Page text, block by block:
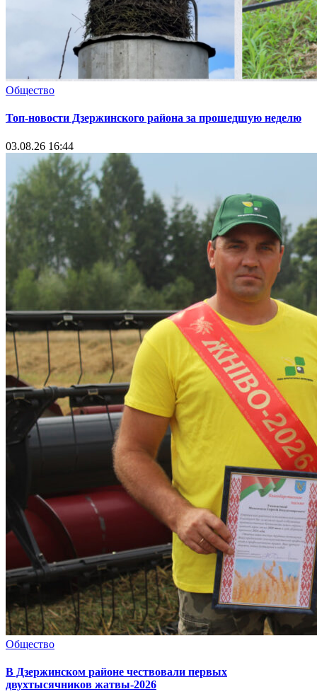
Общество
Топ-новости Дзержинского района за прошедшую неделю
03.08.26 16:44
Общество
В Дзержинском районе чествовали первых
двухтысячников жатвы-2026